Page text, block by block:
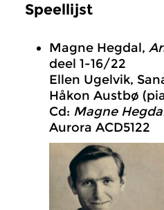
Speellijst
Magne Hegdal,
deel 1-16/22
Ellen Ugelvik,
Håkon Austbø
Cd: Magne
Aurora ACD5122